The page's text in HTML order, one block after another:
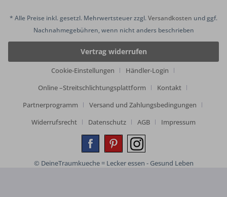
* Alle Preise inkl. gesetzl. Mehrwertsteuer zzgl.Versandkosten und ggf.
Nachnahmegebühren, wenn nicht anders beschrieben
Vertrag widerrufen
Cookie-Einstellungen
Händler-Login
Online –Streitschlichtungsplattform
Kontakt
Partnerprogramm
Versand und Zahlungsbedingungen
Widerrufsrecht
Datenschutz AGB Impressum
© DeineTraumkueche = Lecker essen - Gesund Leben